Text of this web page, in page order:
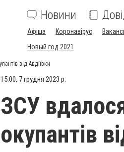
Новини
Афіша Коронавірус
Новый год 2021
від Авдіївки
15:00, 7 грудня 2023 р.
ЗСУ
окупантів